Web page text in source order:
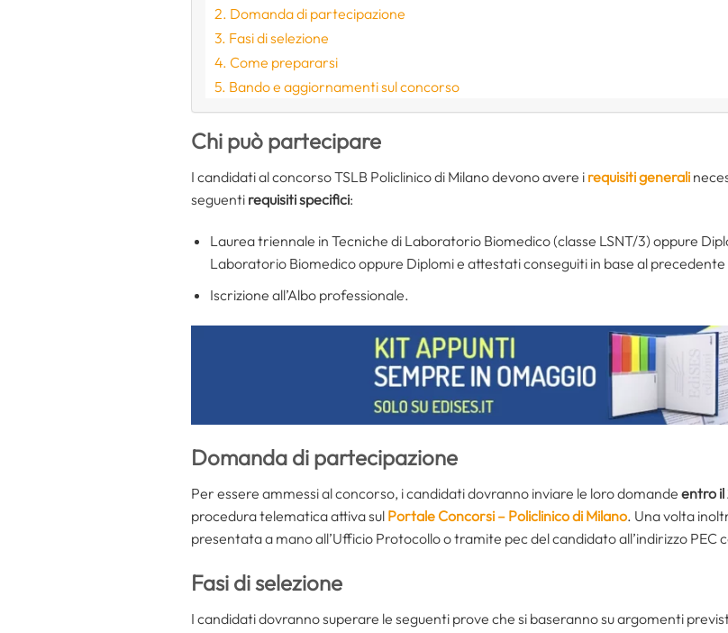
Domanda di partecipazione
Fasi di selezione
Come prepararsi
Bando e aggiornamenti sul concorso
Chi può partecipare
I candidati al concorso TSLB Policlinico di Milano devono avere i requisiti generali
seguenti requisiti specifici:
Laurea triennale in Tecniche di Laboratorio Biomedico (classe LSNT/3) oppure
Laboratorio Biomedico oppure Diplomi e attestati conseguiti in base al
Iscrizione all’Albo professionale.
Domanda di partecipazione
Per essere ammessi al concorso, i candidati dovranno inviare le loro domande entro
procedura telematica attiva sul Portale Concorsi – Policlinico di Milano. Una volta
presentata a mano all’Ufficio Protocollo o tramite pec del candidato all’indirizzo PEC
Fasi di selezione
I candidati dovranno superare le seguenti prove che si baseranno su argomenti